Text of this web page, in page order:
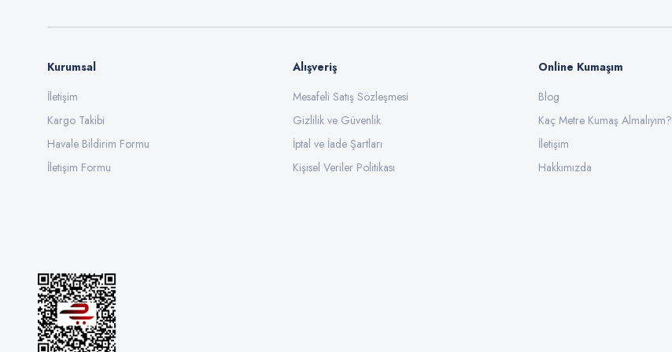
Gönder
Kurumsal
İletişim
Kargo Takibi
Havale Bildirim Formu
İletişim Formu
Alışveriş
Mesafeli Satış Sözleşmesi
Gizlilik ve Güvenlik
İptal ve İade Şartları
Kişisel Veriler Politikası
Online Kumaşım
Blog
Kaç Metre Kumaş Almalıyım?
İletişim
Hakkımızda